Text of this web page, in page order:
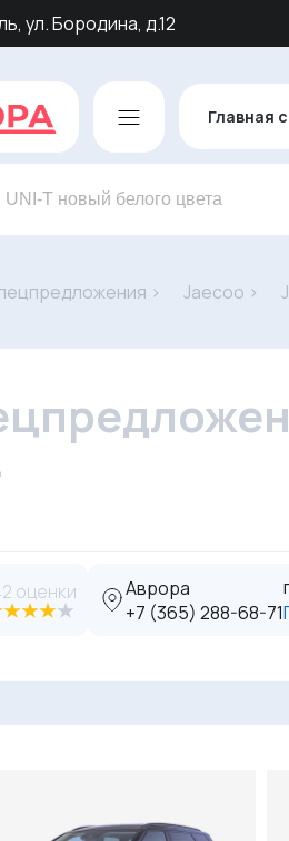
ул. Бородина, д.12
Главная
› Jaecoo ›
оценки
Аврора
‪+7 (365) 288-68-71